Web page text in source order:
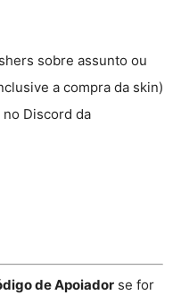
sobre assunto ou
a compra da skin)
Discord da
de Apoiador se for